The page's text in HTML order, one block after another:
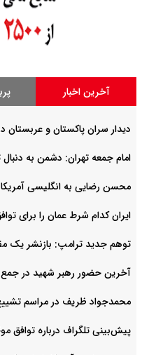
آخرین اخبار
دیدار سران پاکستان و عربستان
امام جمعه تهران: دشمن به
محسن رضایی به انگلیسی آمریکا
ایران کدام شرط عمان را برای
توهم جدید ترامپ: بازنشر یک
آخرین حضور رهبر شهید در
محمدجواد ظریف در مراسم
پیش‌بینی تلگراف درباره توافق